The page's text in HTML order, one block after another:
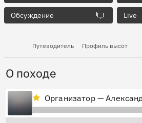
Обсуждение Live
Путеводитель Профиль высот
О походе
Организатор —